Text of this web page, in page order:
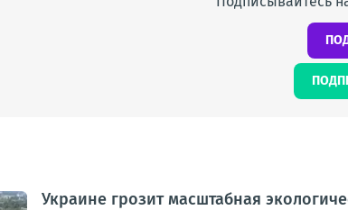
Украине грозит масштабная